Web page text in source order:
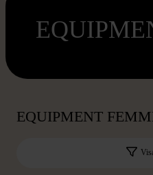
EQUIPMENT